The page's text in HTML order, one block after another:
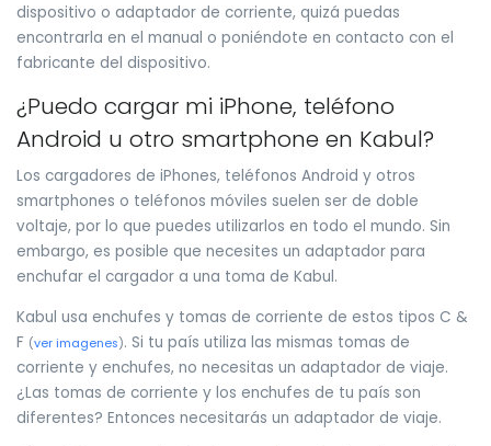
dispositivo o adaptador de corriente, quizá puedas
encontrarla en el manual o poniéndote en contacto con el
fabricante del dispositivo.
¿Puedo cargar mi iPhone, teléfono
Android u otro smartphone en Kabul?
Los cargadores de iPhones, teléfonos Android y otros
smartphones o teléfonos móviles suelen ser de doble
voltaje, por lo que puedes utilizarlos en todo el mundo. Sin
embargo, es posible que necesites un adaptador para
enchufar el cargador a una toma de Kabul.
Kabul usa enchufes y tomas de corriente de estos tipos C &
F (ver imagenes). Si tu país utiliza las mismas tomas de
corriente y enchufes, no necesitas un adaptador de viaje.
¿Las tomas de corriente y los enchufes de tu país son
diferentes? Entonces necesitarás un adaptador de viaje.